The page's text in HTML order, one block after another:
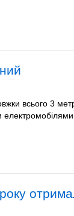
всього 3
електромобілями.